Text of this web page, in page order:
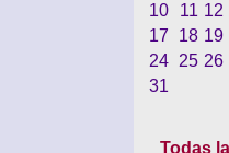
10
11 12
17
18 19
24
25 26
31
Todas